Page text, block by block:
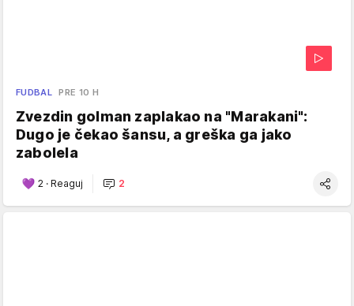
FUDBAL PRE 10 H
Zvezdin golman zaplakao na "Marakani":
Dugo je čekao šansu, a greška ga jako
zabolela
2 · Reaguj 2